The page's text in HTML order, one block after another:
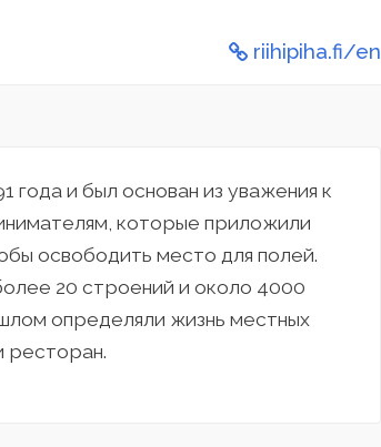
riihipiha.fi/en
и был основан из уважения к
которые приложили
освободить место для полей.
20 строений и около 4000
определяли жизнь местных
ресторан.